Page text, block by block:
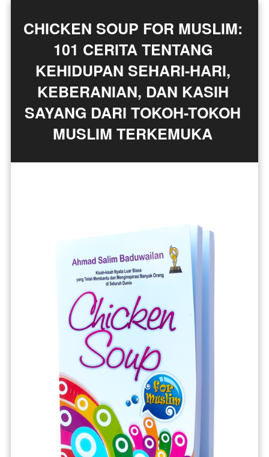
CHICKEN SOUP FOR MUSLIM:
101 CERITA TENTANG
KEHIDUPAN SEHARI-HARI,
KEBERANIAN, DAN KASIH
SAYANG DARI TOKOH-TOKOH
MUSLIM TERKEMUKA